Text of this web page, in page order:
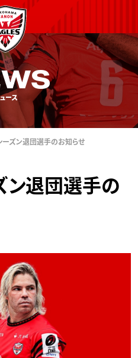
ース
ズン退団選手のお知らせ
退団選手の